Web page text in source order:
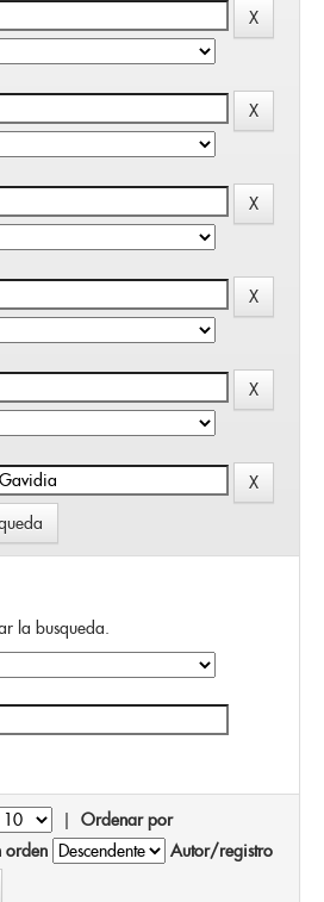
la busqueda.
| Ordenar por
orden
Autor/registro